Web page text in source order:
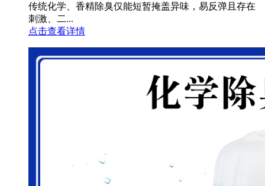
传统化学、香精除臭仅能短暂掩盖异味，易反弹且存在
刺激、二...
点击查看详情